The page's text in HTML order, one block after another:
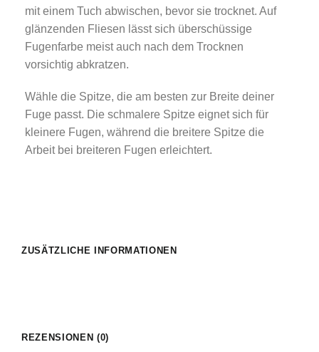
mit einem Tuch abwischen, bevor sie trocknet. Auf
glänzenden Fliesen lässt sich überschüssige
Fugenfarbe meist auch nach dem Trocknen
vorsichtig abkratzen.
Wähle die Spitze, die am besten zur Breite deiner
Fuge passt. Die schmalere Spitze eignet sich für
kleinere Fugen, während die breitere Spitze die
Arbeit bei breiteren Fugen erleichtert.
ZUSÄTZLICHE INFORMATIONEN
REZENSIONEN (0)